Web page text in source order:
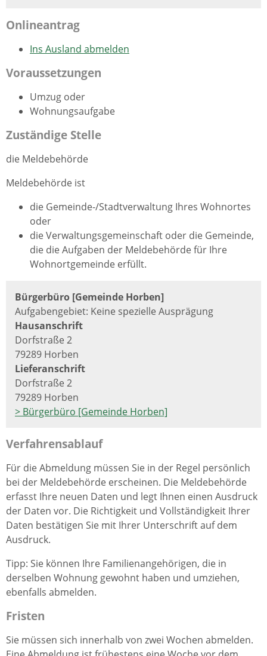
Onlineantrag
Ins Ausland abmelden
Voraussetzungen
Umzug oder
Wohnungsaufgabe
Zuständige Stelle
die Meldebehörde
Meldebehörde ist
die Gemeinde-/Stadtverwaltung Ihres Wohnortes
oder
die Verwaltungsgemeinschaft oder die Gemeinde,
die die Aufgaben der Meldebehörde für Ihre
Wohnortgemeinde erfüllt.
Bürgerbüro [Gemeinde Horben]
Aufgabengebiet: Keine spezielle Ausprägung
Hausanschrift
Dorfstraße 2
79289 Horben
Lieferanschrift
Dorfstraße 2
79289 Horben
> Bürgerbüro [Gemeinde Horben]
Verfahrensablauf
Für die Abmeldung müssen Sie in der Regel persönlich
bei der Meldebehörde erscheinen. Die Meldebehörde
erfasst Ihre neuen Daten und legt Ihnen einen Ausdruck
der Daten vor. Die Richtigkeit und Vollständigkeit Ihrer
Daten bestätigen Sie mit Ihrer Unterschrift auf dem
Ausdruck.
Tipp: Sie können Ihre Familienangehörigen, die in
derselben Wohnung gewohnt haben und umziehen,
ebenfalls abmelden.
Fristen
Sie müssen sich innerhalb von zwei Wochen abmelden.